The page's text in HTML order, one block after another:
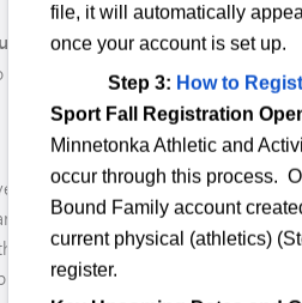
do this)
profile and link them using
If your child’s physical expires
You no longer need to
Bound website or mobile app. If
in their Bound profile once your
file, it will automatically
once your account is set up.
Step 3: How to
Sport Fall Registration
Minnetonka Athletic and
occur through this process.
Bound Family account
current physical (athletics)
register.